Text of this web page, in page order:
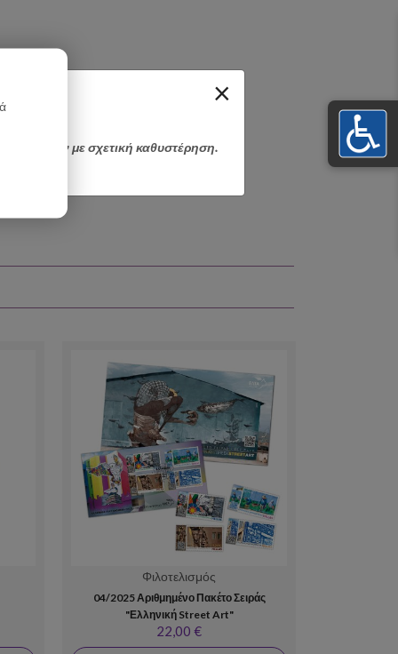
×
με σχετική καθυστέρηση.
Φιλοτελισμός
04/2025 Αριθμημένο Πακέτο Σειράς
"Ελληνική Street Art"
22,00 €